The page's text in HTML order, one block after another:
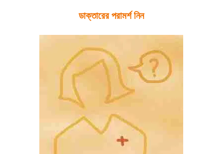
ডাক্তারের পরামর্শ নিন